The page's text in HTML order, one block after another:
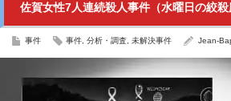
佐賀女性7人連続殺人事件（水曜日の絞殺
事件 事件 分析・調査 未解決事件 Jean-